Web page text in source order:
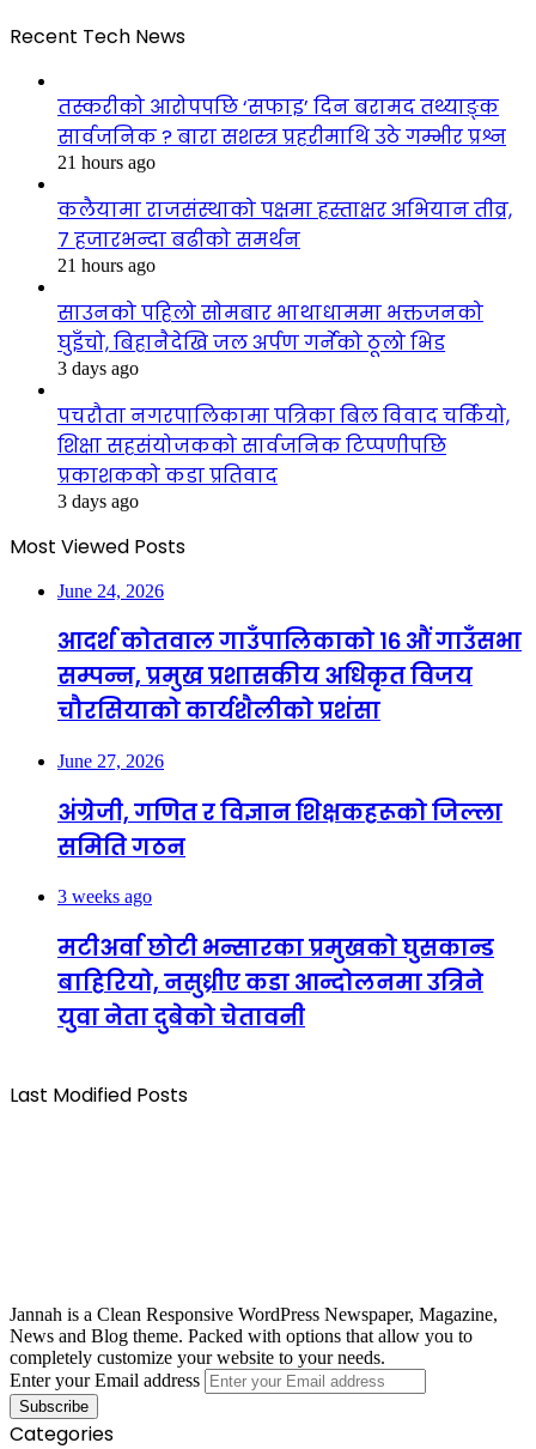
Recent Tech News
तस्करीको आरोपपछि ‘सफाइ’ दिन बरामद तथ्याङ्क
सार्वजनिक ? बारा सशस्त्र प्रहरीमाथि उठे गम्भीर प्रश्न
21 hours ago
कलैयामा राजसंस्थाको पक्षमा हस्ताक्षर अभियान तीव्र,
७ हजारभन्दा बढीको समर्थन
21 hours ago
साउनको पहिलो सोमबार भाथाधाममा भक्तजनको
घुइँचो, बिहानैदेखि जल अर्पण गर्नेको ठूलो भिड
3 days ago
पचरौता नगरपालिकामा पत्रिका बिल विवाद चर्कियो,
शिक्षा सहसंयोजकको सार्वजनिक टिप्पणीपछि
प्रकाशकको कडा प्रतिवाद
3 days ago
Most Viewed Posts
June 24, 2026
आदर्श कोतवाल गाउँपालिकाको १६ औं गाउँसभा
सम्पन्न, प्रमुख प्रशासकीय अधिकृत विजय
चौरसियाको कार्यशैलीको प्रशंसा
June 27, 2026
अंग्रेजी, गणित र विज्ञान शिक्षकहरूको जिल्ला
समिति गठन
3 weeks ago
मटीअर्वा छोटी भन्सारका प्रमुखको घुसकान्ड
बाहिरियो, नसुध्रीए कडा आन्दोलनमा उत्रिने
युवा नेता दुबेको चेतावनी
Last Modified Posts
Jannah is a Clean Responsive WordPress Newspaper, Magazine,
News and Blog theme. Packed with options that allow you to
completely customize your website to your needs.
Enter your Email address
Categories